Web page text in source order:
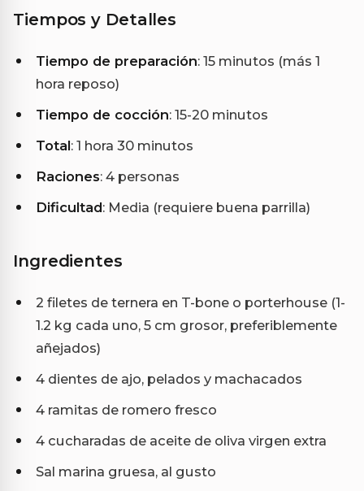
Tiempos y Detalles
Tiempo de preparación: 15 minutos (más 1
hora reposo)
Tiempo de cocción: 15-20 minutos
Total: 1 hora 30 minutos
Raciones: 4 personas
Dificultad: Media (requiere buena parrilla)
Ingredientes
2 filetes de ternera en T-bone o porterhouse (1-
1.2 kg cada uno, 5 cm grosor, preferiblemente
añejados)
4 dientes de ajo, pelados y machacados
4 ramitas de romero fresco
4 cucharadas de aceite de oliva virgen extra
Sal marina gruesa, al gusto